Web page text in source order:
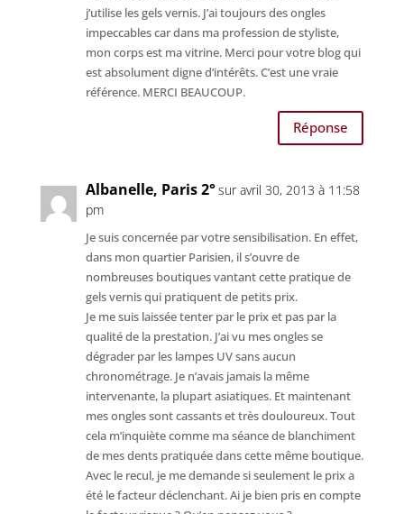
j’utilise les gels vernis. J’ai toujours des ongles
impeccables car dans ma profession de styliste,
mon corps est ma vitrine. Merci pour votre blog qui
est absolument digne d’intérêts. C’est une vraie
référence. MERCI BEAUCOUP.
Réponse
Albanelle, Paris 2°sur avril 30, 2013 à 11:58
pm
Je suis concernée par votre sensibilisation. En effet,
dans mon quartier Parisien, il s’ouvre de
nombreuses boutiques vantant cette pratique de
gels vernis qui pratiquent de petits prix.
Je me suis laissée tenter par le prix et pas par la
qualité de la prestation. J’ai vu mes ongles se
dégrader par les lampes UV sans aucun
chronométrage. Je n’avais jamais la même
intervenante, la plupart asiatiques. Et maintenant
mes ongles sont cassants et très douloureux. Tout
cela m’inquiète comme ma séance de blanchiment
de mes dents pratiquée dans cette même boutique.
Avec le recul, je me demande si seulement le prix a
été le facteur déclenchant. Ai je bien pris en compte